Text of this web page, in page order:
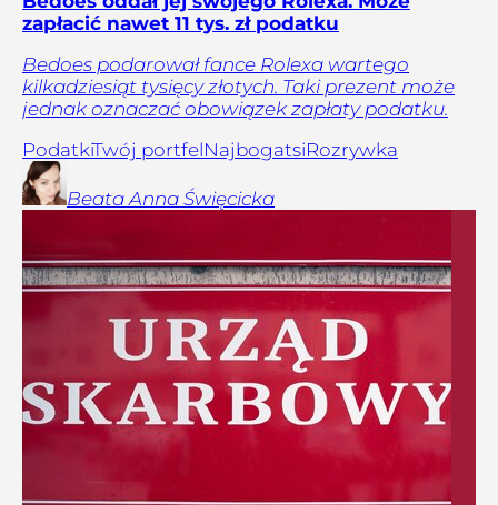
zapłacić nawet 11 tys. zł podatku
Bedoes podarował fance Rolexa wartego
kilkadziesiąt tysięcy złotych. Taki prezent może
jednak oznaczać obowiązek zapłaty podatku.
PodatkiTwój portfelNajbogatsiRozrywka
Beata Anna Święcicka